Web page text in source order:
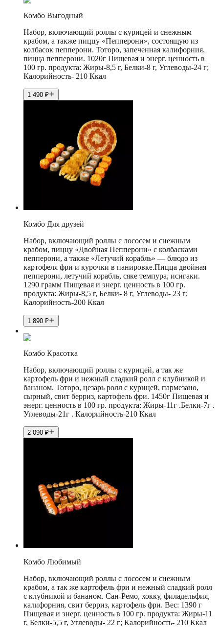
Комбо Выгодный
Набор, включающий роллы с курицей и снежным
крабом, а также пиццу «Пепперони», состоящую из
колбасок пепперони. Тоторо, запеченная калифорния,
пицца пепперони. 1020г Пищевая и энерг. ценность в
100 гр. продукта: Жиры-8,5 г, Белки-8 г, Углеводы-24 г;
Калорийность- 210 Ккал
1 490 ₽
Комбо Для друзей
Набор, включающий роллы с лососем и снежным
крабом, пиццу «Двойная Пепперони» с колбасками
пепперони, а также «Летучий корабль» — блюдо из
картофеля фри и курочки в панировке.Пицца двойная
пепперони, летучий корабль, сяке темпура, исигаки.
1290 грамм Пищевая и энерг. ценность в 100 гр.
продукта: Жиры-8,5 г, Белки- 8 г, Углеводы- 23 г;
Калорийность-200 Ккал
1 890 ₽
Комбо Красотка
Набор, включающий роллы с курицей, а так же
картофель фри и нежный сладкий ролл с клубникой и
бананом. Тоторо, цезарь ролл с курицей, пармезано,
сырный, свит берриз, картофель фри. 1450г Пищевая и
энерг. ценность в 100 гр. продукта: Жиры-11г .Белки-7г .
Углеводы-21г . Калорийность-210 Ккал
2 090 ₽
Комбо Любимый
Набор, включающий роллы с лососем и снежным
крабом, а так же картофель фри и нежный сладкий ролл
с клубникой и бананом. Сан-Ремо, хокку, филадельфия,
калифорния, свит берриз, картофель фри. Вес: 1390 г
Пищевая и энерг. ценность в 100 гр. продукта: Жиры-11
г, Белки-5,5 г, Углеводы- 22 г; Калорийность- 210 Ккал